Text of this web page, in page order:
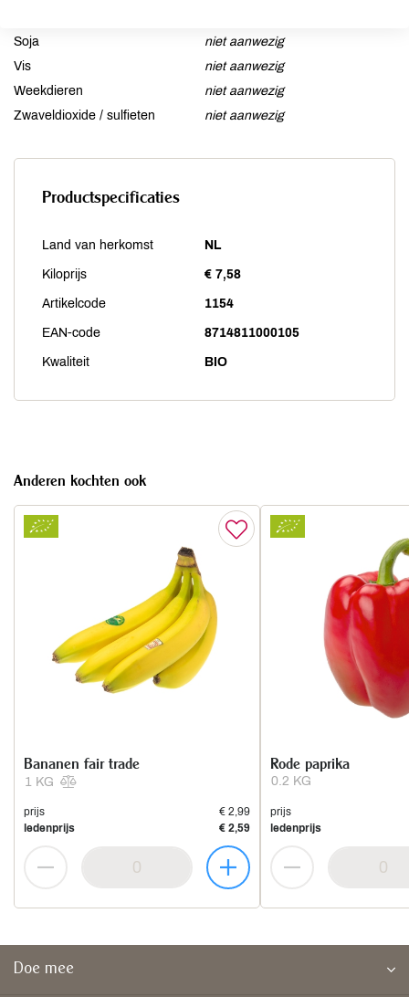
Soja
niet aanwezig
Vis
niet aanwezig
Weekdieren
niet aanwezig
Zwaveldioxide / sulfieten
niet aanwezig
Productspecificaties
Land van herkomst NL
Kiloprijs € 7,58
Artikelcode 1154
EAN-code 8714811000105
Kwaliteit BIO
Anderen kochten ook
1 KG
Bananen fair trade
prijs
€ 2,99
ledenprijs
€ 2,59
0.2 KG
Rode paprika
prijs
ledenprijs
Doe mee